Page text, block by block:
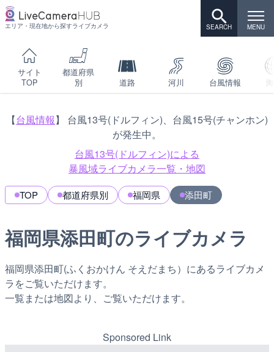
エリア・現在地から探すライブカメラ
サイト
TOP
都道府県
別
道路 河川 台風情報
【台風情報】 台風13号(ドルフィン)、台風15号(チャンホン)
が発生中。
台風13号(ドルフィン)による
暴風域ライブカメラ一覧・地図
TOP 都道府県別 福岡県 添田町
福岡県添田町のライブカメラ
福岡県添田町(ふくおかけん そえだまち）にあるライブカメ
ラをご覧いただけます。
一覧または地図より、ご覧いただけます。
Sponsored Link